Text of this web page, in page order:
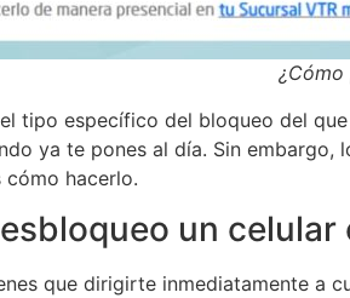
¿Cómo
tipo específico del bloqueo del
ya te pones al día. Sin
hacerlo.
un
que dirigirte inmediatamente a